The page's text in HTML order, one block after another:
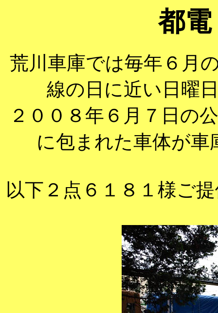
都
荒川車庫では毎年６月
線の日に近い日曜
２００８年６月７日の
に包まれた車体が
以下２点６１８１様ご